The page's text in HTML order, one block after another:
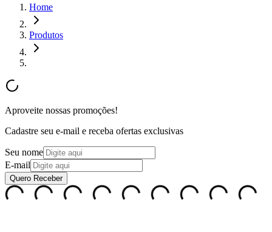
Home
Produtos
Aproveite nossas promoções!
Cadastre seu e-mail e receba ofertas exclusivas
Seu nome
E-mail
Quero Receber